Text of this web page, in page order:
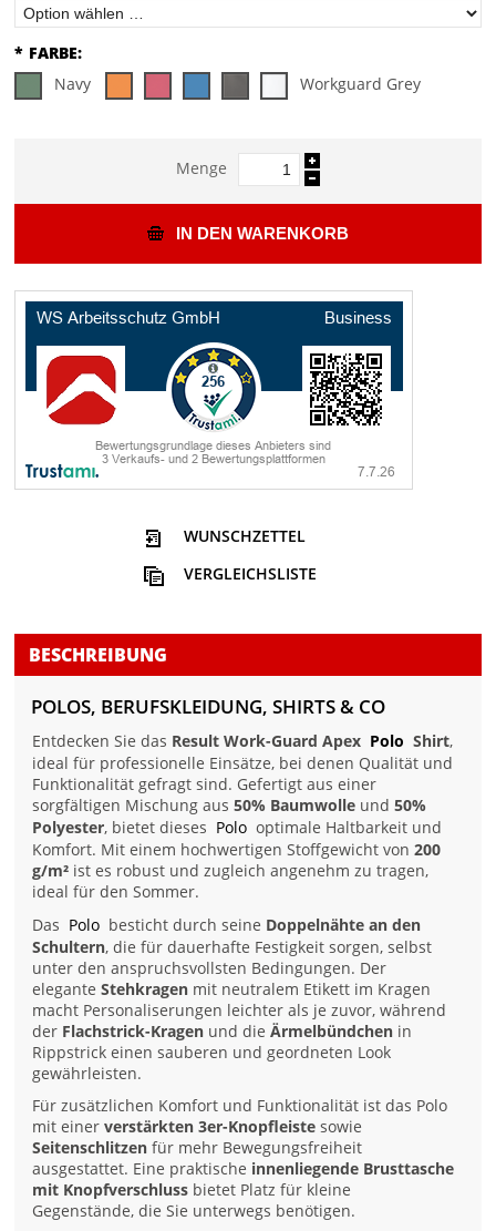
* FARBE:
Navy
Workguard Grey
Menge
IN DEN WARENKORB
WUNSCHZETTEL
VERGLEICHSLISTE
BESCHREIBUNG
POLOS, BERUFSKLEIDUNG, SHIRTS & CO
Entdecken Sie das Result Work-Guard Apex Polo Shirt,
ideal für professionelle Einsätze, bei denen Qualität und
Funktionalität gefragt sind. Gefertigt aus einer
sorgfältigen Mischung aus50% Baumwolle und50%
Polyester, bietet dieses Polo optimale Haltbarkeit und
Komfort. Mit einem hochwertigen Stoffgewicht von200
g/m² ist es robust und zugleich angenehm zu tragen,
ideal für den Sommer.
Das Polo besticht durch seine Doppelnähte an den
Schultern, die für dauerhafte Festigkeit sorgen, selbst
unter den anspruchsvollsten Bedingungen. Der
eleganteStehkragen mit neutralem Etikett im Kragen
macht Personaliserungen leichter als je zuvor, während
der Flachstrick-Kragen und dieÄrmelbündchen in
Rippstrick einen sauberen und geordneten Look
gewährleisten.
Für zusätzlichen Komfort und Funktionalität ist das Polo
mit einerverstärkten 3er-Knopfleiste sowie
Seitenschlitzen für mehr Bewegungsfreiheit
ausgestattet. Eine praktische innenliegende Brusttasche
mit Knopfverschluss bietet Platz für kleine
Gegenstände, die Sie unterwegs benötigen.